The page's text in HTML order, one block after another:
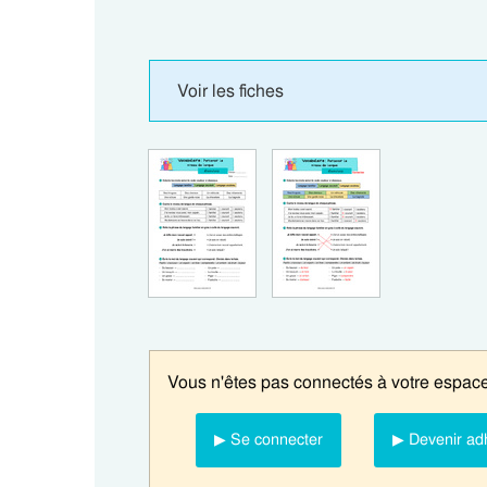
Voir les fiches
Vous n'êtes pas connectés à votre
▶ Se connecter ▶ Devenir